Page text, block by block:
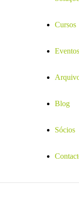
Cursos
Eventos
Blog
Sócios